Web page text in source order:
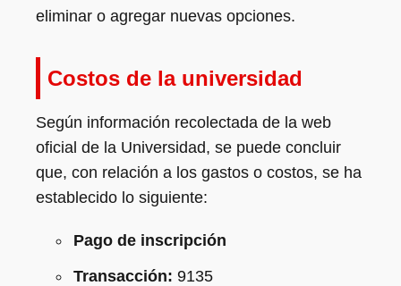
eliminar o agregar nuevas opciones.
Costos de la universidad
Según información recolectada de la web
oficial de la Universidad, se puede concluir
que, con relación a los gastos o costos, se ha
establecido lo siguiente:
Pago de inscripción
Transacción: 9135